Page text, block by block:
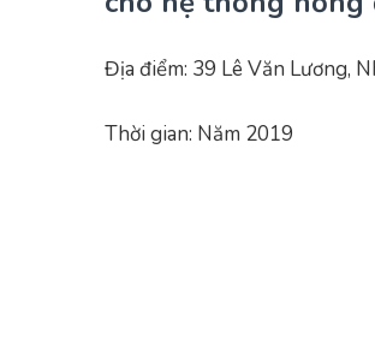
Địa điểm: 39 Lê Văn Lương,
Thời gian: Năm 2019